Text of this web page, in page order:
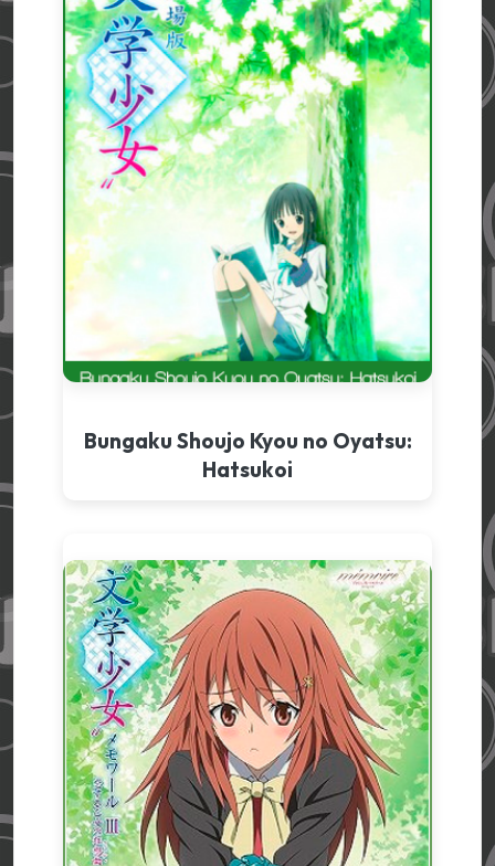
Bungaku Shoujo Kyou no Oyatsu:
Hatsukoi